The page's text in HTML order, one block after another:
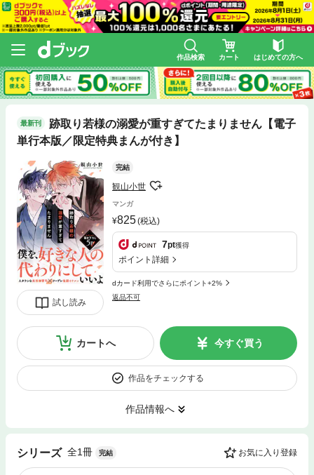
作品検索 カート はじめての方へ
最新刊
跡取り若様の溺愛が重すぎてたまりません【電子
単行本版／限定特典まんが付き】
試し読み
完結
観山小世
マンガ
825(税込)
7pt獲得
ポイント詳細
dカード利用でさらにポイント+2%
返品不可
カートへ 今すぐ買う
作品をチェックする
作品情報へ
シリーズ 全1冊 完結 お気に入り登録